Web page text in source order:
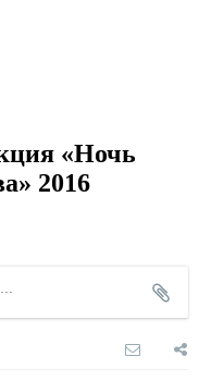
«Ночь
2016